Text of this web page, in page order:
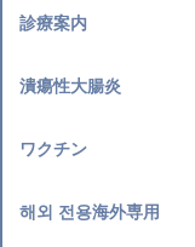
診療案内
潰瘍性大腸炎
ワクチン
해외 전용海外専用